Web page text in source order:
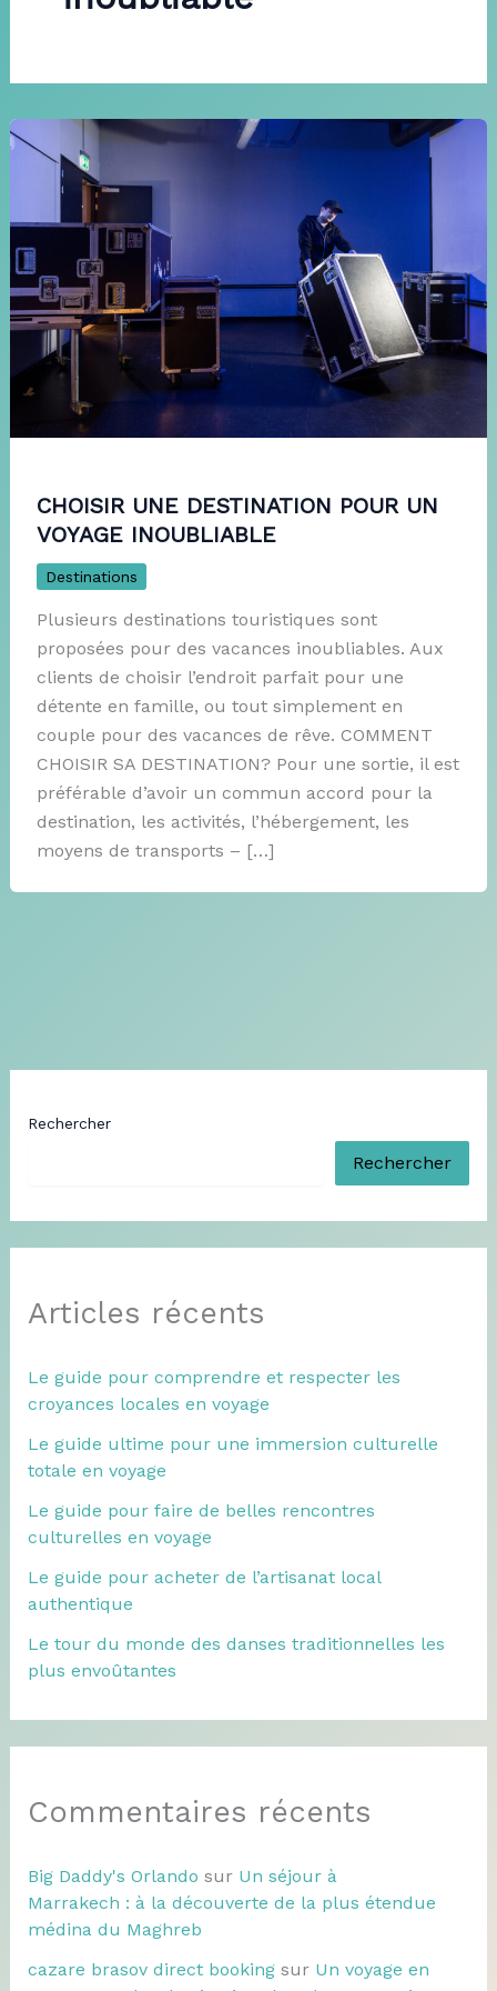
CHOISIR UNE DESTINATION POUR UN
VOYAGE INOUBLIABLE
Destinations
Plusieurs destinations touristiques sont
proposées pour des vacances inoubliables. Aux
clients de choisir l’endroit parfait pour une
détente en famille, ou tout simplement en
couple pour des vacances de rêve. COMMENT
CHOISIR SA DESTINATION? Pour une sortie, il est
préférable d’avoir un commun accord pour la
destination, les activités, l’hébergement, les
moyens de transports – […]
Rechercher
Rechercher
Articles récents
Le guide pour comprendre et respecter les
croyances locales en voyage
Le guide ultime pour une immersion culturelle
totale en voyage
Le guide pour faire de belles rencontres
culturelles en voyage
Le guide pour acheter de l’artisanat local
authentique
Le tour du monde des danses traditionnelles les
plus envoûtantes
Commentaires récents
Big Daddy's Orlando sur Un séjour à
Marrakech : à la découverte de la plus étendue
médina du Maghreb
cazare brasov direct bookingsur Un voyage en